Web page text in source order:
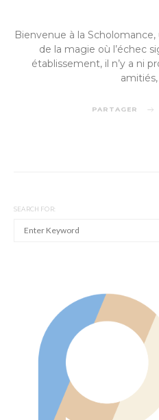
Bienvenue à la
de la magie où l’échec
établissement, il n’y a ni
PARTAGER
SEARCH FOR: